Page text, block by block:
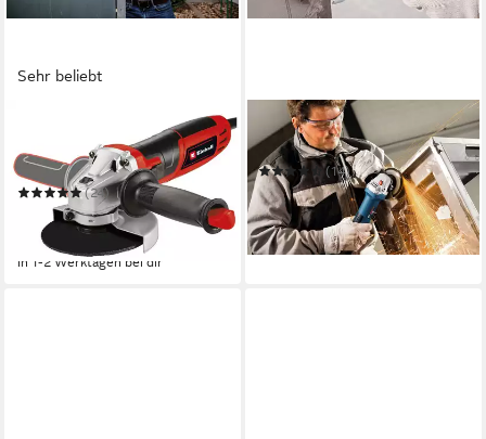
Sehr beliebt
Winkelschleifer TC-AG
125/850
(24)
28,03 € UVP48,95 €
-43%
in 1-2 Werktagen bei dir
BOSCH PROFESSIONAL
Winkelschleifer GWS 7-125
(14)
59,99 € UVP91,63 €
-35%
in 1-2 Werktagen bei dir